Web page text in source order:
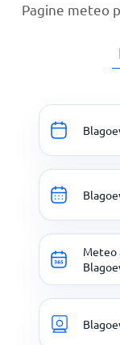
Pagine meteo
Meteo